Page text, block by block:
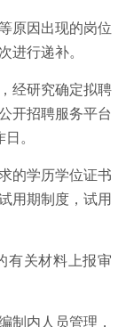
原因出现的岗位
进行递补。
经研究确定拟聘
开招聘服务平台
。
的学历学位证书
用期制度，试用
有关材料上报审
制内人员管理，